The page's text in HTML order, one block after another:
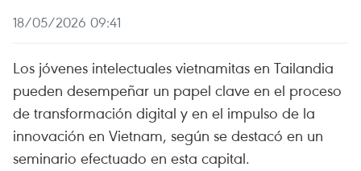
18/05/2026 09:41
Los jóvenes intelectuales vietnamitas en Tailandia
pueden desempeñar un papel clave en el proceso
de transformación digital y en el impulso de la
innovación en Vietnam, según se destacó en un
seminario efectuado en esta capital.